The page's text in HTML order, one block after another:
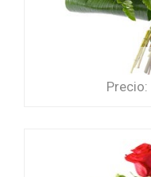
Precio: